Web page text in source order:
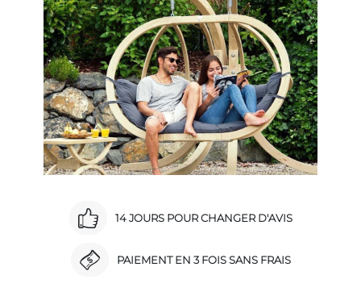
14 JOURS POUR CHANGER D'AVIS
PAIEMENT EN 3 FOIS SANS FRAIS